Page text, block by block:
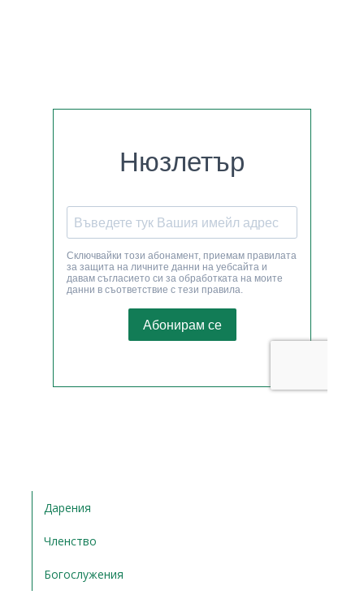
Дарения
Членство
Богослужения